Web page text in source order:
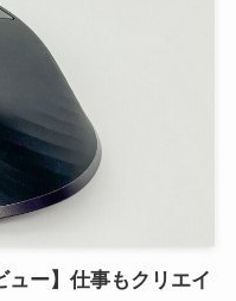
ュー】仕事もクリエイ